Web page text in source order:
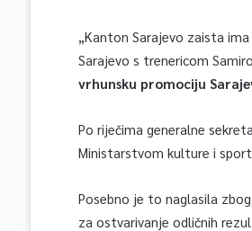
„Kanton Sarajevo zaista
Sarajevo s trenericom
vrhunsku promociju
Po riječima generalne
Ministarstvom kulture i
Posebno je to naglasila
za ostvarivanje odličnih